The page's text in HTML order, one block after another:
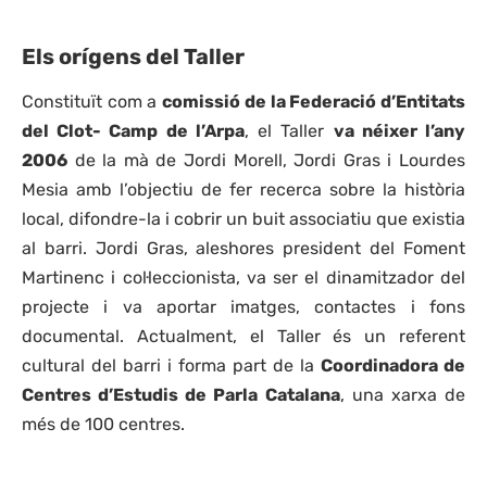
Els orígens del Taller
Constituït com acomissió de la Federació d’Entitats
del Clot- Camp de l’Arpa, el Taller va néixer l’any
2006 de la mà de Jordi Morell, Jordi Gras i Lourdes
Mesia amb l’objectiu de fer recerca sobre la història
local, difondre-la i cobrir un buit associatiu que existia
al barri. Jordi Gras, aleshores president del Foment
Martinenc i col·leccionista, va ser el dinamitzador del
projecte i va aportar imatges, contactes i fons
documental. Actualment, el Taller és un referent
cultural del barri i forma part de la Coordinadora de
Centres d’Estudis de Parla Catalana, una xarxa de
més de 100 centres.